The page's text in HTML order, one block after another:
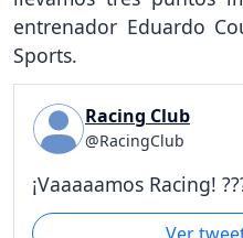
entrenador Eduardo
Sports.
Racing Club
@RacingClub
¡Vaaaaamos Racing!
Ver